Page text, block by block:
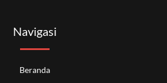
Navigasi
Beranda